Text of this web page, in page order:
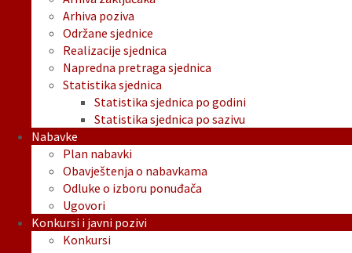
Arhiva poziva
Održane sjednice
Realizacije sjednica
Napredna pretraga sjednica
Statistika sjednica
Statistika sjednica po godini
Statistika sjednica po sazivu
Nabavke
Plan nabavki
Obavještenja o nabavkama
Odluke o izboru ponuđača
Ugovori
Konkursi i javni pozivi
Konkursi